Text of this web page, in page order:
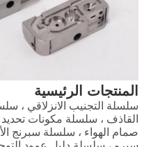
المنتجات الرئيسية
سلسلة التجنيب الانزلاقي ،
القاذف ، سلسلة مكونات تحديد
صمام الهواء ، سلسلة سبرنج